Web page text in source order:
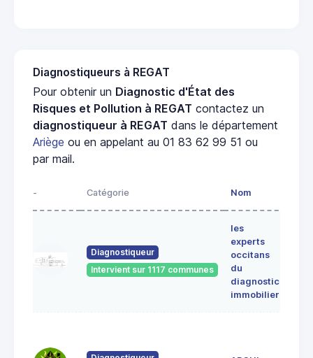
Diagnostiqueurs à REGAT
Pour obtenir un Diagnostic d'État des
Risques et Pollution à REGAT contactez un
diagnostiqueur à REGAT dans le département
Ariège ou en appelant au 01 83 62 99 51 ou
par mail.
- Catégorie Nom
Diagnostiqueur
Intervient sur 1117 communes
les
experts
occitans
du
diagnostic
immobilier